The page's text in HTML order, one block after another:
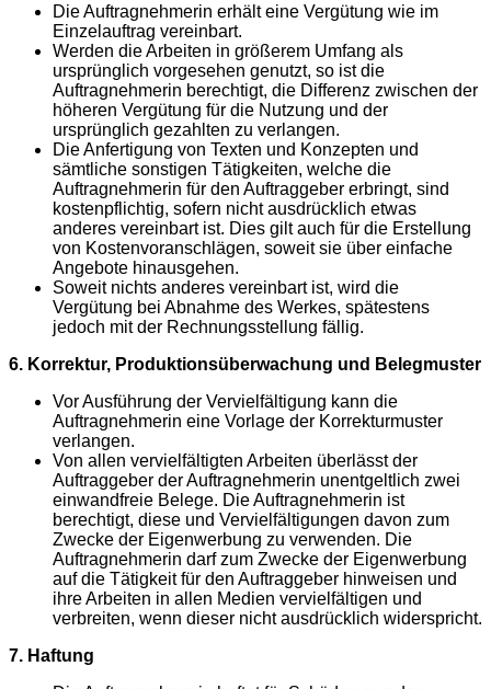
Die Auftragnehmerin erhält eine Vergütung wie im
Einzelauftrag vereinbart.
Werden die Arbeiten in größerem Umfang als
ursprünglich vorgesehen genutzt, so ist die
Auftragnehmerin berechtigt, die Differenz zwischen der
höheren Vergütung für die Nutzung und der
ursprünglich gezahlten zu verlangen.
Die Anfertigung von Texten und Konzepten und
sämtliche sonstigen Tätigkeiten, welche die
Auftragnehmerin für den Auftraggeber erbringt, sind
kostenpflichtig, sofern nicht ausdrücklich etwas
anderes vereinbart ist. Dies gilt auch für die Erstellung
von Kostenvoranschlägen, soweit sie über einfache
Angebote hinausgehen.
Soweit nichts anderes vereinbart ist, wird die
Vergütung bei Abnahme des Werkes, spätestens
jedoch mit der Rechnungsstellung fällig.
6. Korrektur, Produktionsüberwachung und Belegmuster
Vor Ausführung der Vervielfältigung kann die
Auftragnehmerin eine Vorlage der Korrekturmuster
verlangen.
Von allen vervielfältigten Arbeiten überlässt der
Auftraggeber der Auftragnehmerin unentgeltlich zwei
einwandfreie Belege. Die Auftragnehmerin ist
berechtigt, diese und Vervielfältigungen davon zum
Zwecke der Eigenwerbung zu verwenden. Die
Auftragnehmerin darf zum Zwecke der Eigenwerbung
auf die Tätigkeit für den Auftraggeber hinweisen und
ihre Arbeiten in allen Medien vervielfältigen und
verbreiten, wenn dieser nicht ausdrücklich widerspricht.
7. Haftung